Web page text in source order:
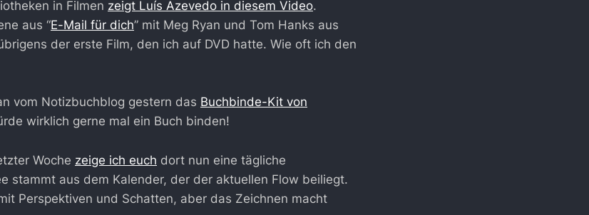
in Filmen zeigt Luís Azevedo in diesem Video.
aus “E-Mail für dich” mit Meg Ryan und Tom Hanks aus
der erste Film, den ich auf DVD hatte. Wie oft ich den
vom Notizbuchblog gestern das Buchbinde-Kit von
wirklich gerne mal ein Buch binden!
Woche zeige ich euch dort nun eine tägliche
stammt aus dem Kalender, der der aktuellen Flow beiliegt.
Perspektiven und Schatten, aber das Zeichnen macht